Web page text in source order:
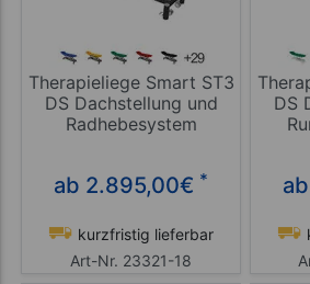
Therapieliege Smart ST3
DS Dachstellung und
Radhebesystem
ab 2.895,00€ *
kurzfristig lieferbar
Art-Nr. 23321-18
DS